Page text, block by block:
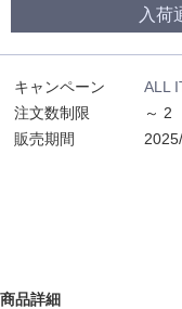
入荷
キャンペーン ALL
注文数制限
～ 2
販売期間
商品詳細